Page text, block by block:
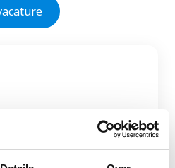
team industriële
bestaat uit het bedienen van
industrie. Je bent bezig
het inbedrijfstellen
van installaties.